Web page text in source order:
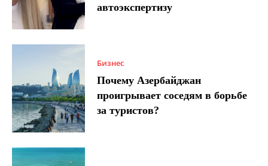
автоэкспертизу
Бизнес
Почему Азербайджан
проигрывает соседям в борьбе
за туристов?